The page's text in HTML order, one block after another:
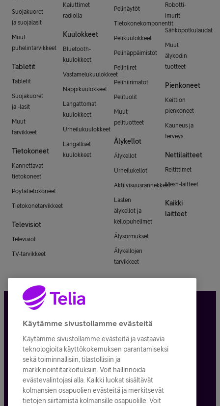
Suojakuoret
ja suojalasit
Muut
puhelintarvikkeet
Tabletit
Tabletit
Suojakuoret
ja -lasit
Muut
tarvikkeet
Tietokoneet
Kannettavat
tietokoneet
Pöytätietokoneet
Tietokonetarvikkeet
Televisiot
Televisiot
TV-tarvikkeet
Kaiuttimet
radiolla
Kuulokkeet
Bluetooth-
kuulokkeet
Vastamelukuulokkeet
Nappikuulokkeet
Langattomat
kuulokkeet
Urheilukuulokkeet
Langalliset
kuulokkeet
Pelinäytöt
Tietokonekomponentit
Pelikuulokkeet
Pelinäppäimistöt
Pelihiiret
Pelihiirimatot
Pelituolit
Muut
pelituotteet
Älykellot
Älykellot
Urheilukellot
Aktiivisuusrannekkeet
Lasten
älykellot ja
kellopuhelimet
Älysormukset
Älykellojen
tarvikkeet
Robotti-
imurit
Sähköpotkulaudat
Muut
älykodin
tuotteet
Pienkoneet
Keittiön
pienkoneet
Kauneus ja
terveys
Nettilaitteet
Reitittimet
Mesh-laitteet
Kaikki
laitteet
Tietosuoja ja -turva
Tilauksen peruuttaminen
Käyttöehdot
Evästeiden käyttö
Käytämme sivustollamme evästeitä
Käytämme sivustollamme evästeitä ja vastaavia
teknologioita käyttökokemuksen parantamiseksi
sekä toiminnallisiin, tilastollisiin ja
markkinointitarkoituksiin. Voit hallinnoida
evästevalintojasi alla. Kaikki luokat sisältävät
kolmansien osapuolien evästeitä ja merkitsevät
tietojen siirtämistä kolmansille osapuolille. Voit